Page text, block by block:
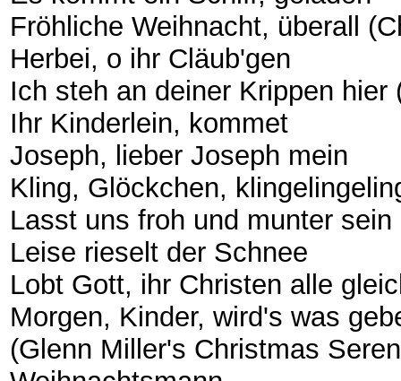
Fröhliche Weihnacht, überall
Herbei, o ihr Cläub'gen
Ich steh an deiner Krippen hier
Ihr Kinderlein, kommet
Joseph, lieber Joseph mein
Kling, Glöckchen,
Lasst uns froh und munter
Leise rieselt der Schnee
Lobt Gott, ihr Christen alle
Morgen, Kinder, wird's was
(Glenn Miller's Christmas